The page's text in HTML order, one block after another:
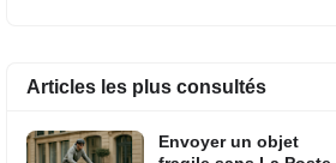
Articles les plus consultés
Envoyer un objet